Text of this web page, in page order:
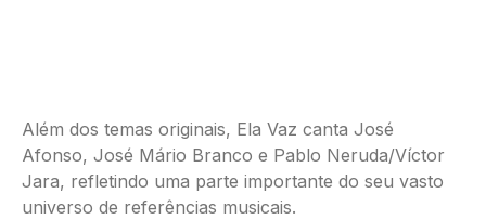
Além dos temas originais, Ela Vaz canta José
Afonso, José Mário Branco e Pablo Neruda/Víctor
Jara, refletindo uma parte importante do seu vasto
universo de referências musicais.